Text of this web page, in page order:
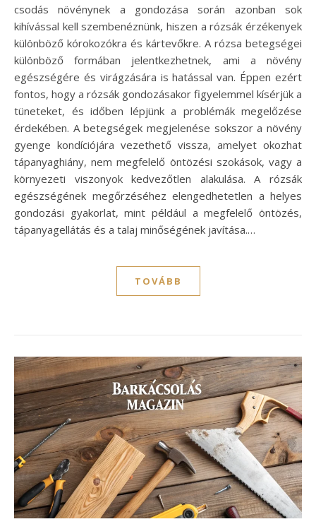
csodás növénynek a gondozása során azonban sok
kihívással kell szembenéznünk, hiszen a rózsák érzékenyek
különböző kórokozókra és kártevőkre. A rózsa betegségei
különböző formában jelentkezhetnek, ami a növény
egészségére és virágzására is hatással van. Éppen ezért
fontos, hogy a rózsák gondozásakor figyelemmel kísérjük a
tüneteket, és időben lépjünk a problémák megelőzése
érdekében. A betegségek megjelenése sokszor a növény
gyenge kondíciójára vezethető vissza, amelyet okozhat
tápanyaghiány, nem megfelelő öntözési szokások, vagy a
környezeti viszonyok kedvezőtlen alakulása. A rózsák
egészségének megőrzéséhez elengedhetetlen a helyes
gondozási gyakorlat, mint például a megfelelő öntözés,
tápanyagellátás és a talaj minőségének javítása.…
TOVÁBB